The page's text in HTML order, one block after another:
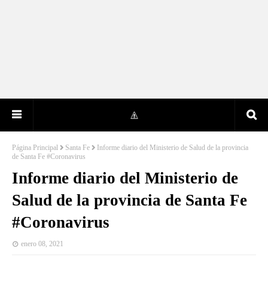
Página Principal Santa Fe
Informe diario del Ministerio de Salud de la provincia
de Santa Fe #Coronavirus
Informe diario del Ministerio de
Salud de la provincia de Santa Fe
#Coronavirus
enero 08, 2021